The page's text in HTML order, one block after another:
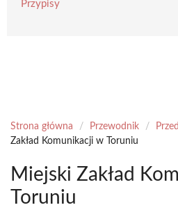
Przypisy
Strona główna / Przewodnik /
Zakład Komunikacji w Toruniu
Miejski Zakład
Toruniu